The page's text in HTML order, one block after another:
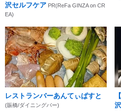
沢セルフケア PR(ReFa GINZA on CR
EA)
レストランバーあんてぃぱすと
(賑橋/ダイニングバー)